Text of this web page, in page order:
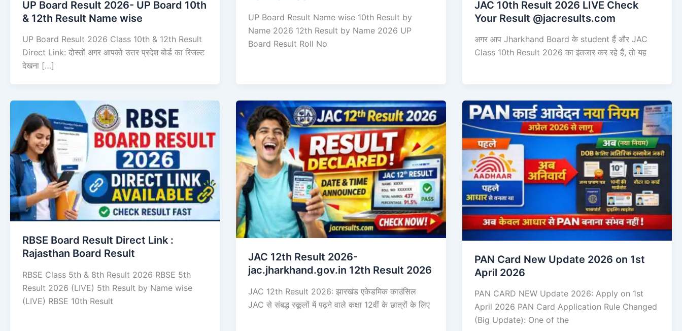
UP Board Result 2026- UP Board 10th
& 12th Result Name wise
UP Board Result 2026 Class 10th & 12th Result
Direct Link: दोस्तों अगर आपको उत्तर प्रदेश बोर्ड का रिजल्ट
देखना […]
UP Board Result Name wise 10th Result by
Name 2026 12th Result by Name 2026 UP
Board Result Roll No
JAC 10th Result 2026 LIVE Check
Your Result @jacresults.com
अगर आप Jharkhand Board के student हैं और JAC
Class 10th Result 2026 का इंतजार कर रहे हैं, तो यह
RBSE Board Result Direct Link : ​
Rajasthan Board Result
RBSE Class 5th & 8th Result 2026 RBSE 5th
Result 2026 (LIVE) 5th Result by Name wise
(LIVE) RBSE 10th Result
JAC 12th Result 2026-
jac.jharkhand.gov.in 12th Result 2026
JAC 12th Result 2026: झारखंड एकेडमिक काउंसिल
JAC से संबद्ध स्कूलों में पढ़ने वाले कक्षा 12वीं के छात्रों के लिए
PAN Card New Update 2026 on 1st
April 2026
PAN CARD NEW Update 2026: Apply on 1st
April 2026 PAN Card Application Rule Changed
(Big Update): One of the